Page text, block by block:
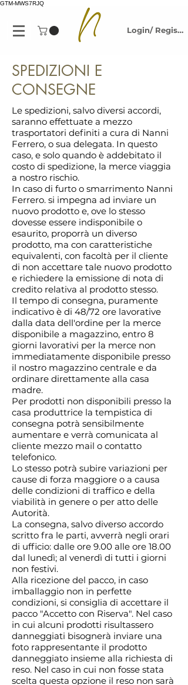
GTM-MWS7RJQ
Login/
Le spedizioni, salvo diversi accordi,
saranno effettuate a mezzo
trasportatori definiti a cura di Nanni
Ferrero, o sua delegata. In questo
caso, e solo quando è addebitato il
costo di spedizione, la merce viaggia
a nostro rischio.
In caso di furto o smarrimento Nanni
Ferrero. si impegna ad inviare un
nuovo prodotto e, ove lo stesso
dovesse essere indisponibile o
esaurito, proporrà un diverso
prodotto, ma con caratteristiche
equivalenti, con facoltà per il cliente
di non accettare tale nuovo prodotto
e richiedere la emissione di nota di
credito relativa al prodotto stesso.
Il tempo di consegna, puramente
indicativo è di 48/72 ore lavorative
dalla data dell'ordine per la merce
disponibile a magazzino, entro 8
giorni lavorativi per la merce non
immediatamente disponibile presso
il nostro magazzino centrale e da
ordinare direttamente alla casa
madre.
Per prodotti non disponibili presso la
casa produttrice la tempistica di
consegna potrà sensibilmente
aumentare e verrà comunicata al
cliente mezzo mail o contatto
telefonico.
Lo stesso potrà subire variazioni per
cause di forza maggiore o a causa
delle condizioni di traffico e della
viabilità in genere o per atto delle
Autorità.
La consegna, salvo diverso accordo
scritto fra le parti, avverrà negli orari
di ufficio: dalle ore 9.00 alle ore 18.00
dal lunedì; al venerdì di tutti i giorni
non festivi.
Alla ricezione del pacco, in caso
imballaggio non in perfette
condizioni, si consiglia di accettare il
pacco "Accetto con Riserva". Nel caso
in cui alcuni prodotti risultassero
danneggiati bisognerà inviare una
foto rappresentante il prodotto
danneggiato insieme alla richiesta di
reso. Nel caso in cui non fosse stata
scelta questa opzione il reso non sarà
SPEDIZIONI E
CONSEGNE